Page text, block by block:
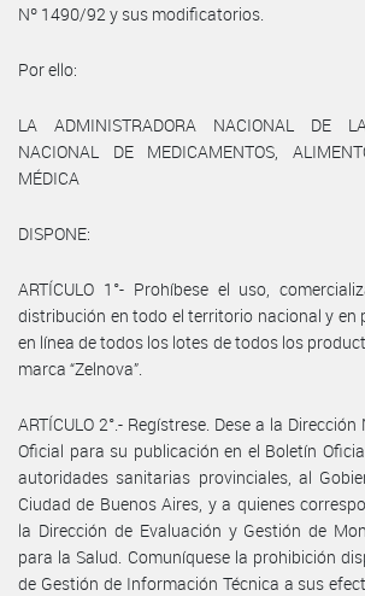
Nº 1490/92 y sus modificatorios.
Por ello:
LA ADMINISTRADORA NACIONAL DE
NACIONAL DE MEDICAMENTOS,
MÉDICA
DISPONE:
ARTÍCULO 1°- Prohíbese el uso,
distribución en todo el territorio nacional y en
en línea de todos los lotes de todos los
marca “Zelnova”.
ARTÍCULO 2°.- Regístrese. Dese a la
Oficial para su publicación en el Boletín
autoridades sanitarias provinciales, al
Ciudad de Buenos Aires, y a quienes
la Dirección de Evaluación y Gestión de
para la Salud. Comuníquese la prohibición
de Gestión de Información Técnica a sus